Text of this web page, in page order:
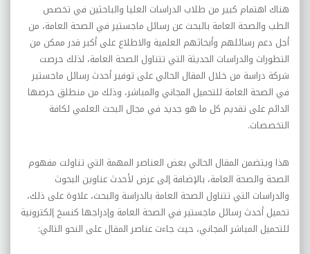
هناك اهتمام كبير من طلاب الدراسات العليا والباحثين في تخصص
الطب والصحة العامة بالبحث عن رسائل ماجستير في الصحة العامة، من
أجل دعم رسائلهم وأبحاثهم العلمية والاطلاع على أكبر قدر ممكن من
التطورات والدراسات الحديثة التي تتناول الصحة العامة، لذلك حرصت
شركة دراسة من خلال المقال الحالي على توفير أحدث رسائل ماجستير
في الصحة العامة للتحميل المجاني والمباشر، وذلك من منطلق حرصها
الدائم على تقديم كل ما هو جديد في مجال البحث العلمي لكافة
التخصصات.
هذا ويتضمن المقال الحالي بعض العناصر المهمة التي تناولت مفهوم
الصحة والصحة العامة، بالإضافة إلى عرض لأحدث عناوين البحوث
والدراسات التي تتناول الصحة العامة بالدراسة والبحث، علاوة على ذلك،
تحميل أحدث رسائل ماجستير في الصحة العامة وإدراجها كنسخ إلكترونية
للتحميل المباشر المجاني، حيث جاءت عناصر المقال على النحو التالي: